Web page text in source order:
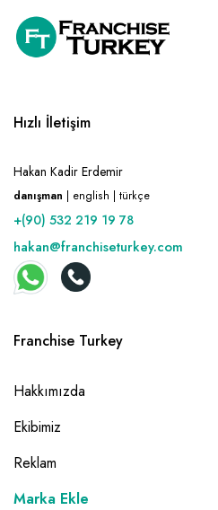
Hızlı İletişim
Hakan Kadir Erdemir
danışman | english | türkçe
+(90) 532 219 19 78
hakan@franchiseturkey.com
Franchise Turkey
Hakkımızda
Ekibimiz
Reklam
Marka Ekle